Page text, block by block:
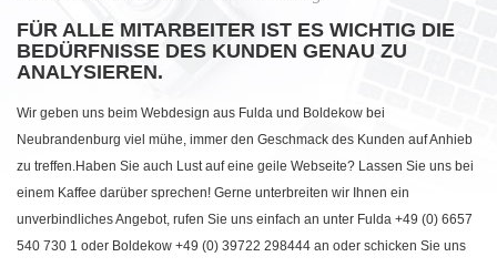
FÜR ALLE MITARBEITER IST ES WICHTIG DIE
BEDÜRFNISSE DES KUNDEN GENAU ZU
ANALYSIEREN.
Wir geben uns beim Webdesign aus Fulda und Boldekow bei
Neubrandenburg viel mühe, immer den Geschmack des Kunden auf Anhieb
zu treffen.Haben Sie auch Lust auf eine geile Webseite? Lassen Sie uns bei
einem Kaffee darüber sprechen! Gerne unterbreiten wir Ihnen ein
unverbindliches Angebot, rufen Sie uns einfach an unter Fulda +49 (0) 6657
540 730 1 oder Boldekow +49 (0) 39722 298444 an oder schicken Sie uns